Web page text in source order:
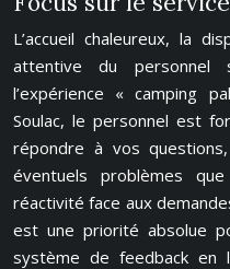
L’accueil chaleureux, la
attentive du
l’expérience « camping
Soulac, le personnel est
répondre à vos
éventuels problèmes
réactivité face aux
est une priorité absolue
système de feedback